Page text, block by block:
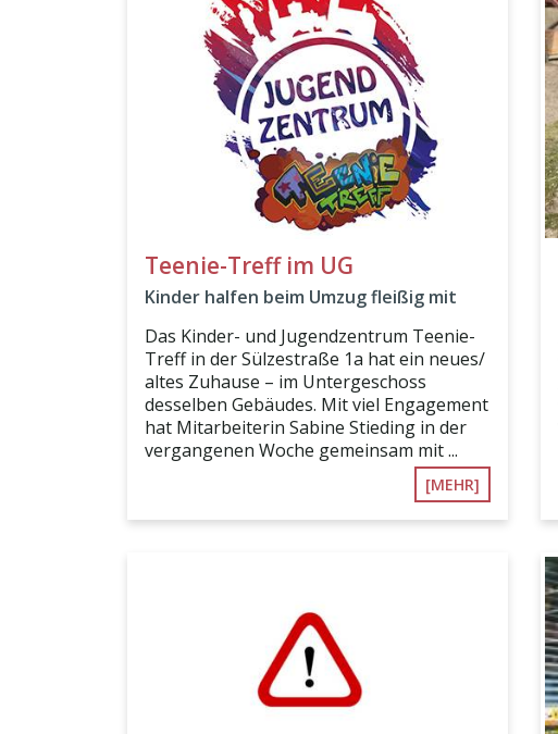
Teenie-Treff im UG
Kinder halfen beim Umzug fleißig mit
Das Kinder- und Jugendzentrum Teenie-
Treff in der Sülzestraße 1a hat ein neues/
altes Zuhause – im Untergeschoss
desselben Gebäudes. Mit viel Engagement
hat Mitarbeiterin Sabine Stieding in der
vergangenen Woche gemeinsam mit ...
[MEHR]